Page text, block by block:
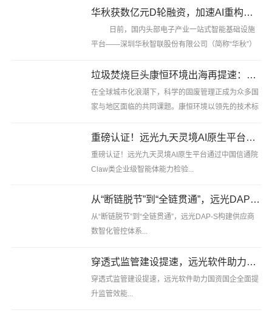
行业智能化服务商齐聚榜单。值得行业关注的是，商
业智能（BI）细分......
华秋获数亿元D轮融资，加速AI重构电子产业全链路
日前，国内头部电子产业一站式智能基础设施
平台——深圳华秋智联股份有限公司（简称“华秋”）
银国际领投，广新基金、成都高新、鸿石资本等多家
新老股......
垃圾焚烧巨头康恒环境出海再提速：签约马来西亚EPC项目，独揽印尼两大垃圾焚烧项目
在全球城市化浪潮下，科学的固废管理正成为众多国
家与地区面临的共同课题。康恒环境以领先的技术标
越来越多国际城市的认可。 近日，康恒环境成功获得
印度尼西亚楠榜.........
重磅认证！远光九天灵境AI原生平台通过中国信通院Claw类企业级智能体能力检验
重磅认证！远光九天灵境AI原生平台通过中国信通院
Claw类企业级智能体能力检验...
从“断链脱节”到“全链贯通”，远光DAP-S构建供应商数智化管控体系
从“断链脱节”到“全链贯通”，远光DAP-S构建供应商
数智化管控体系...
穿透式监管建设提速，远光软件助力国资国企全面提升监管效能
穿透式监管建设提速，远光软件助力国资国企全面提
升监管效能...